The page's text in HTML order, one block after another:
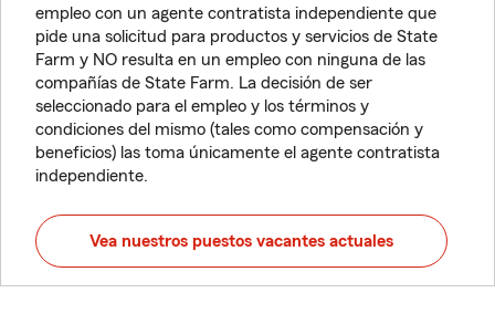
empleo con un agente contratista independiente que
pide una solicitud para productos y servicios de State
Farm y NO resulta en un empleo con ninguna de las
compañías de State Farm. La decisión de ser
seleccionado para el empleo y los términos y
condiciones del mismo (tales como compensación y
beneficios) las toma únicamente el agente contratista
independiente.
Vea nuestros puestos vacantes actuales